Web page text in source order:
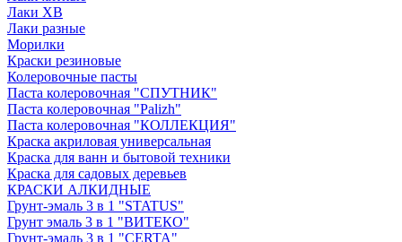
Лаки ХВ
Лаки разные
Морилки
Краски резиновые
Колеровочные пасты
Паста колеровочная "СПУТНИК"
Паста колеровочная "Palizh"
Паста колеровочная "КОЛЛЕКЦИЯ"
Краска акриловая универсальная
Краска для ванн и бытовой техники
Краска для садовых деревьев
КРАСКИ АЛКИДНЫЕ
Грунт-эмаль 3 в 1 "STATUS"
Грунт эмаль 3 в 1 "ВИТЕКО"
Грунт-эмаль 3 в 1 "CERTA"